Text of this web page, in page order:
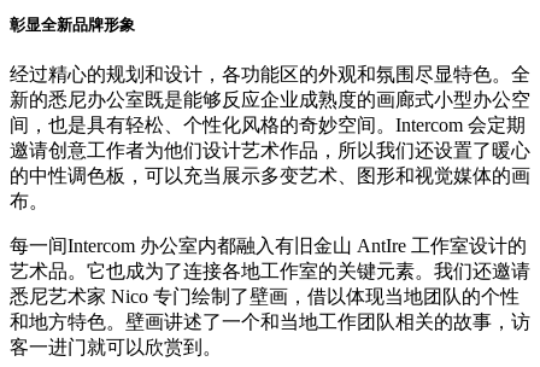
彰显全新品牌形象
经过精心的规划和设计，各功能区的外观和氛围尽显特色。全
新的悉尼办公室既是能够反应企业成熟度的画廊式小型办公空
间，也是具有轻松、个性化风格的奇妙空间。Intercom 会定期
邀请创意工作者为他们设计艺术作品，所以我们还设置了暖心
的中性调色板，可以充当展示多变艺术、图形和视觉媒体的画
布。
每一间Intercom 办公室内都融入有旧金山 AntIre 工作室设计的
艺术品。它也成为了连接各地工作室的关键元素。我们还邀请
悉尼艺术家 Nico 专门绘制了壁画，借以体现当地团队的个性
和地方特色。壁画讲述了一个和当地工作团队相关的故事，访
客一进门就可以欣赏到。